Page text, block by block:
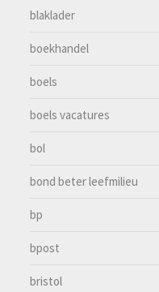
blaklader
boekhandel
boels
boels vacatures
bol
bond beter leefmilieu
bp
bpost
bristol